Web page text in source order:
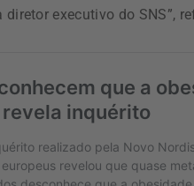
executivo do SNS”,